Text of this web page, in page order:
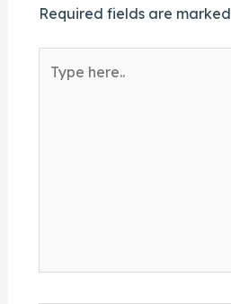
Required fields are marked